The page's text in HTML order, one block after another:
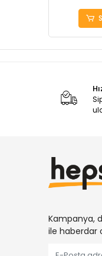
Kampanya,
ile haberdar